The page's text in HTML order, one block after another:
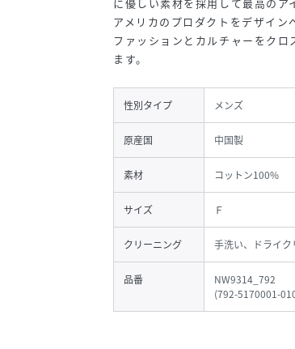
アメリカのプロダクトをデザイン
ファッションとカルチャーをク
ます。
性別タイプ メンズ
原産国 中国製
素材 コットン100%
サイズ Ｆ
クリーニング 手洗い、ドライ
品番
NW9314_792
(792-5170001-